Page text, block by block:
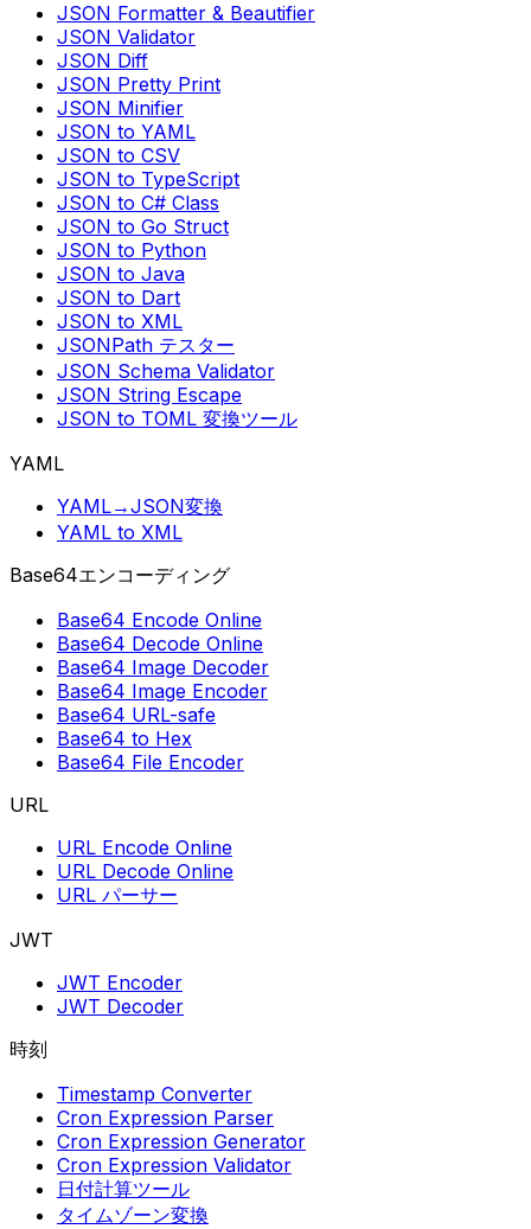
JSON Formatter & Beautifier
JSON Validator
JSON Diff
JSON Pretty Print
JSON Minifier
JSON to YAML
JSON to CSV
JSON to TypeScript
JSON to C# Class
JSON to Go Struct
JSON to Python
JSON to Java
JSON to Dart
JSON to XML
JSONPath テスター
JSON Schema Validator
JSON String Escape
JSON to TOML 変換ツール
YAML
YAML→JSON変換
YAML to XML
Base64エンコーディング
Base64 Encode Online
Base64 Decode Online
Base64 Image Decoder
Base64 Image Encoder
Base64 URL-safe
Base64 to Hex
Base64 File Encoder
URL
URL Encode Online
URL Decode Online
URL パーサー
JWT
JWT Encoder
JWT Decoder
時刻
Timestamp Converter
Cron Expression Parser
Cron Expression Generator
Cron Expression Validator
日付計算ツール
タイムゾーン変換